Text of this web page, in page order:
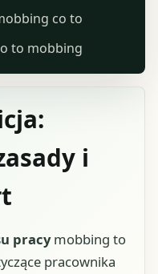
i
pracymobbing to
pracownika
co to
to mobbing